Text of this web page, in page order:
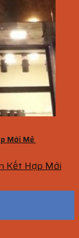
Mới Mẻ
Kết Hợp Mới